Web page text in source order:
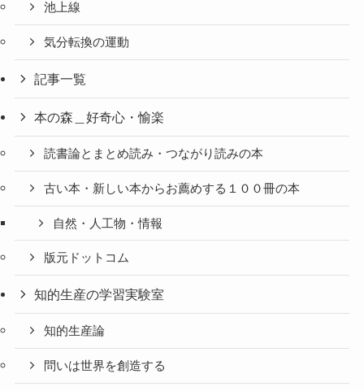
池上線
気分転換の運動
記事一覧
本の森＿好奇心・愉楽
読書論とまとめ読み・つながり読みの本
古い本・新しい本からお薦めする１００冊の本
自然・人工物・情報
版元ドットコム
知的生産の学習実験室
知的生産論
問いは世界を創造する